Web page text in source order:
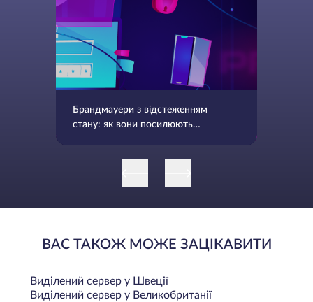
Брандмауери з відстеженням
стану: як вони посилюють
ВАС ТАКОЖ МОЖЕ ЗАЦІКАВИТИ
Виділений сервер у Швеції
Виділений сервер у Великобританії